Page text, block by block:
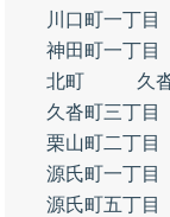
川口町一丁目
神田町一丁目
北町
久
久沓町三丁目
栗山町二丁目
源氏町一丁目
源氏町五丁目